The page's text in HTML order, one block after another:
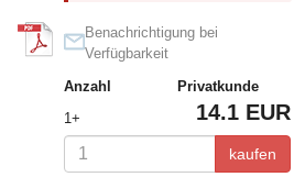
Benachrichtigung bei
Verfügbarkeit
Anzahl
Privatkunde
1+
14.1 EUR
kaufen